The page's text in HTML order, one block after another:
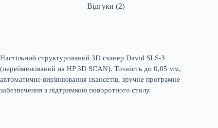
Відгуки (2)
Настільний структурований 3D сканер David SLS-3
(перейменований на HP 3D SCAN). Точність до 0,05 мм,
автоматичне вирівнювання скансетів, зручне програмне
забезпечення з підтримкою поворотного столу.